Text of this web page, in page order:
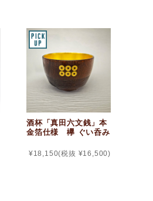
酒杯「真田六文銭」本
金箔仕様 欅 ぐい呑み
¥18,150(税抜 ¥16,500)